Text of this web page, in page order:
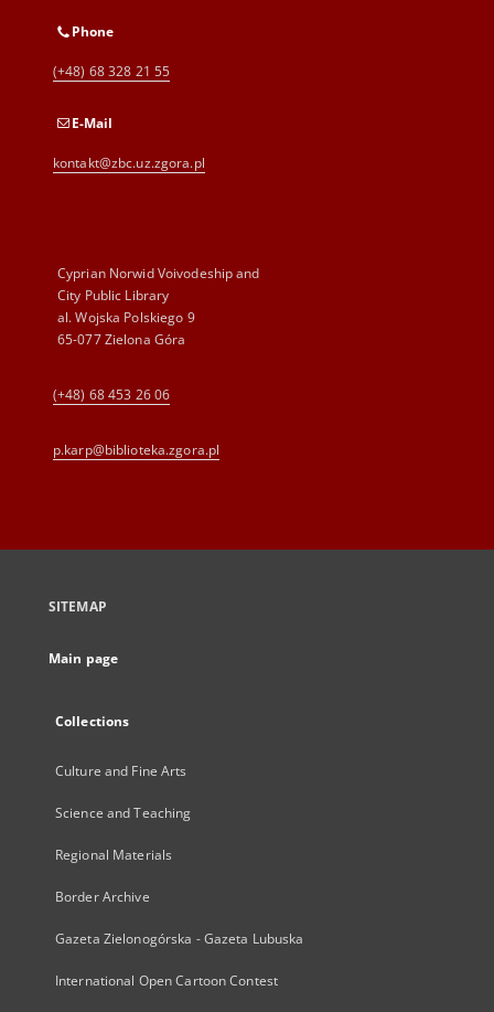
Phone
(+48) 68 328 21 55
E-Mail
kontakt@zbc.uz.zgora.pl
Cyprian Norwid Voivodeship and
City Public Library
al. Wojska Polskiego 9
65-077 Zielona Góra
(+48) 68 453 26 06
p.karp@biblioteka.zgora.pl
SITEMAP
Main page
Collections
Culture and Fine Arts
Science and Teaching
Regional Materials
Border Archive
Gazeta Zielonogórska - Gazeta Lubuska
International Open Cartoon Contest